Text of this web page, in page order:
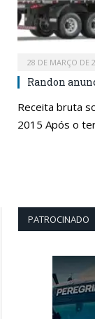
28 DE MARÇO DE
Randon
Receita bruta
2015 Após o
PATROCINADO